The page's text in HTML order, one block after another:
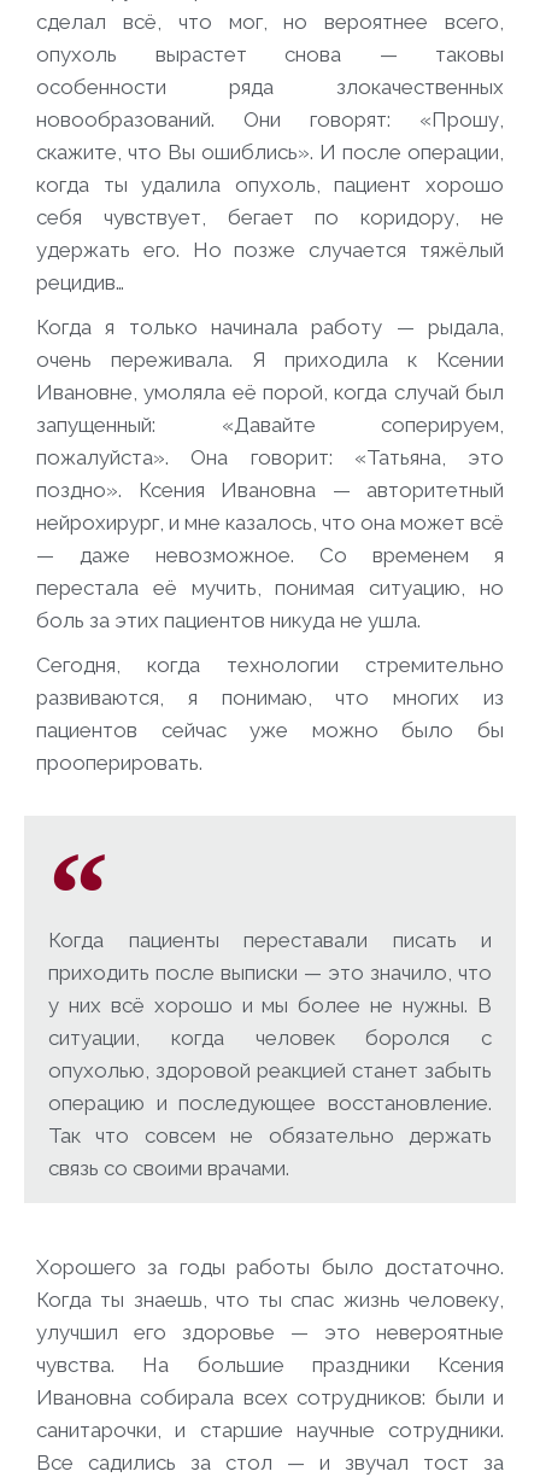
сделал всё, что мог, но вероятнее всего,
опухоль вырастет снова — таковы
особенности ряда злокачественных
новообразований. Они говорят: «Прошу,
скажите, что Вы ошиблись». И после операции,
когда ты удалила опухоль, пациент хорошо
себя чувствует, бегает по коридору, не
удержать его. Но позже случается тяжёлый
рецидив…
Когда я только начинала работу — рыдала,
очень переживала. Я приходила к Ксении
Ивановне, умоляла её порой, когда случай был
запущенный: «Давайте соперируем,
пожалуйста». Она говорит: «Татьяна, это
поздно». Ксения Ивановна — авторитетный
нейрохирург, и мне казалось, что она может всё
— даже невозможное. Со временем я
перестала её мучить, понимая ситуацию, но
боль за этих пациентов никуда не ушла.
Сегодня, когда технологии стремительно
развиваются, я понимаю, что многих из
пациентов сейчас уже можно было бы
прооперировать.
Когда пациенты переставали писать и
приходить после выписки — это значило, что
у них всё хорошо и мы более не нужны. В
ситуации, когда человек боролся с
опухолью, здоровой реакцией станет забыть
операцию и последующее восстановление.
Так что совсем не обязательно держать
связь со своими врачами.
Хорошего за годы работы было достаточно.
Когда ты знаешь, что ты спас жизнь человеку,
улучшил его здоровье — это невероятные
чувства. На большие праздники Ксения
Ивановна собирала всех сотрудников: были и
санитарочки, и старшие научные сотрудники.
Все садились за стол — и звучал тост за